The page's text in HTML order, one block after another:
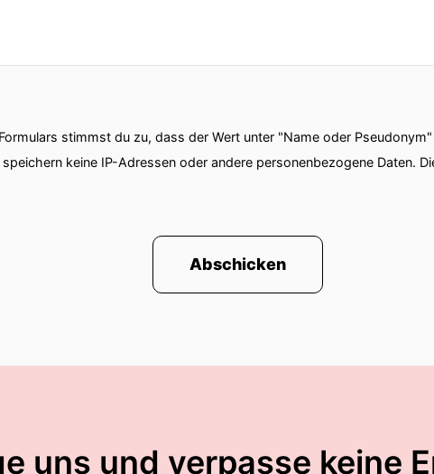
stimmst du zu, dass der Wert unter "Name oder
keine IP-Adressen oder andere personenbezogene Daten.
Abschicken
uns und verpasse keine